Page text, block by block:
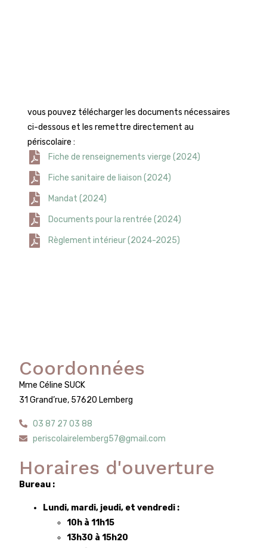
vous pouvez télécharger les documents nécessaires
ci-dessous et les remettre directement au
périscolaire :
Fiche de renseignements vierge (2024)
Fiche sanitaire de liaison (2024)
Mandat (2024)
Documents pour la rentrée (2024)
Règlement intérieur (2024-2025)
Coordonnées
Mme Céline SUCK
31 Grand’rue, 57620 Lemberg
03 87 27 03 88
periscolairelemberg57@gmail.com
Horaires d'ouverture
Bureau :
Lundi, mardi, jeudi, et vendredi :
10h à 11h15
13h30 à 15h20